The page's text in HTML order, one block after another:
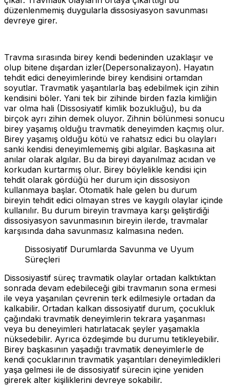
düzenlenmemiş duygularla dissosiyasyon savunması
devreye girer.
Travma sırasında birey kendi bedeninden uzaklaşır ve
olup bitene dışardan izler(Depersonalizayon). Hayatın
tehdit edici deneyimlerinde birey kendisini ortamdan
soyutlar. Travmatik yaşantılarla baş edebilmek için zihin
kendisini böler. Yani tek bir zihinde birden fazla kimliğin
var olma hali (Dissosiyatif kimlik bozukluğu), bu da
birçok ayrı zihin demek oluyor. Zihnin bölünmesi sonucu
birey yaşamış olduğu travmatik deneyimden kaçmış olur.
Birey yaşamış olduğu kötü ve rahatsız edici bu olayları
sanki kendisi deneyimlememiş gibi algılar. Başkasına ait
anılar olarak algılar. Bu da bireyi dayanılmaz acıdan ve
korkudan kurtarmış olur. Birey böylelikle kendisi için
tehdit olarak gördüğü her durum için dissosiyon
kullanmaya başlar. Otomatik hale gelen bu durum
bireyin tehdit edici olmayan stres ve kaygılı olaylar içinde
kullanılır. Bu durum bireyin travmaya karşı geliştirdiği
dissosiyasyon savunmasının bireyin ilerde, travmalar
karşısında daha savunmasız kalmasına neden.
Dissosiyatif Durumlarda Savunma ve Uyum
Süreçleri
Dissosiyastif süreç travmatik olaylar ortadan kalktıktan
sonrada devam edebileceği gibi travmanın sona ermesi
ile veya yaşanılan çevrenin terk edilmesiyle ortadan da
kalkabilir. Ortadan kalkan dissosiyatif durum, çocukluk
çağındaki travmatik deneyimlerin tekrara yaşanması
veya bu deneyimleri hatırlatacak şeyler yaşamakla
nüksedebilir. Ayrıca özdeşimde bu durumu tetikleyebilir.
Birey başkasının yaşadığı travmatik deneyimlerle de
kendi çocuklarının travmatik yaşantıları deneyimledikleri
yaşa gelmesi ile de dissosiyatif sürecin içine yeniden
girerek alter kişiliklerini devreye sokabilir.